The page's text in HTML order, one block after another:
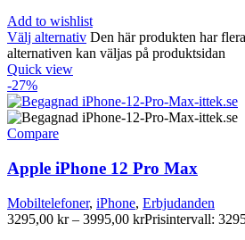
Add to wishlist
Välj alternativ Den här produkten har
alternativen kan väljas på produktsidan
Quick view
-27%
Compare
Apple iPhone 12 Pro Max
Mobiltelefoner, iPhone, Erbjudanden
3295,00 kr – 3995,00 krPrisintervall: